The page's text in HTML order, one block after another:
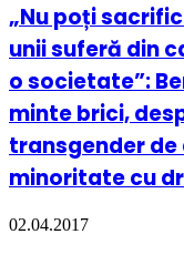
„Nu poți
unii suferă din
o societate”:
minte brici,
transgender
minoritate cu
02.04.2017